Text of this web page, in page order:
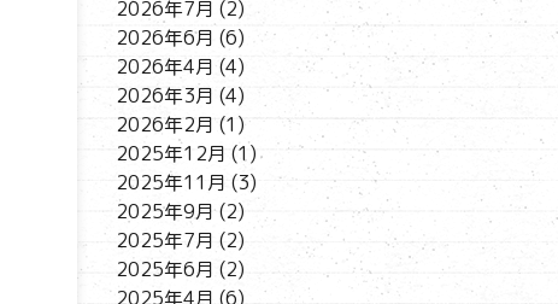
2026年7月 (2)
2026年6月 (6)
2026年4月 (4)
2026年3月 (4)
2026年2月 (1)
2025年12月 (1)
2025年11月 (3)
2025年9月(2)
2025年7月 (2)
2025年6月 (2)
2025年4月 (6)